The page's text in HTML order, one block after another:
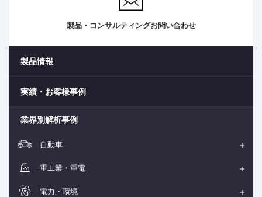
製品・コンサルティングお問い合わせ
製品情報
実績・お客様事例
業界別解析事例
自動車
重工業・重電
電力・環境